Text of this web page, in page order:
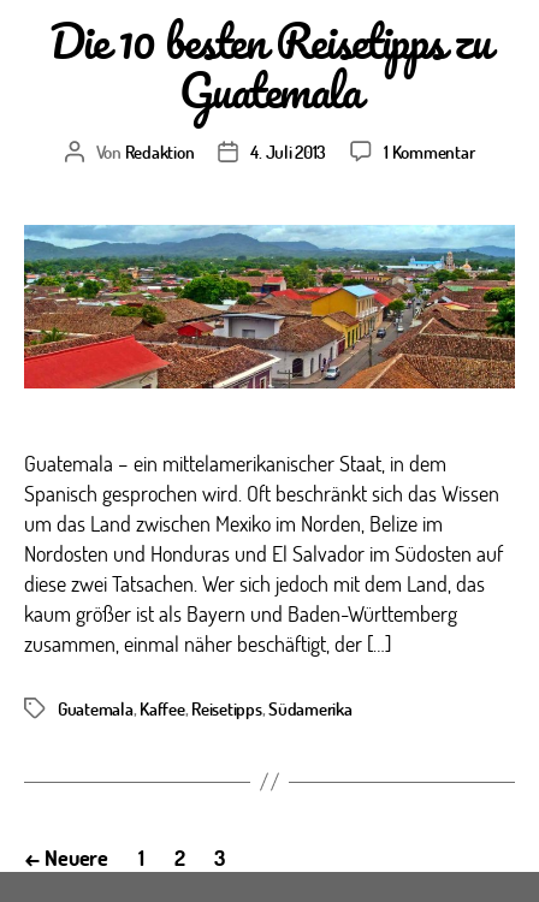
Die 10 besten Reisetipps zu
Guatemala
Beitragsautor
Von Redaktion Veröffentlichungsdatum
4. Juli 2013 1 Kommentarzu
besten
zu
Guatemala – ein mittelamerikanischer Staat, in dem
Spanisch gesprochen wird. Oft beschränkt sich das Wissen
um das Land zwischen Mexiko im Norden, Belize im
Nordosten und Honduras und El Salvador im Südosten auf
diese zwei Tatsachen. Wer sich jedoch mit dem Land, das
kaum größer ist als Bayern und Baden-Württemberg
zusammen, einmal näher beschäftigt, der […]
Schlagwörter
Guatemala, Kaffee, Reisetipps,Südamerika
Seitennummerierung
← Neuere 1 2 3